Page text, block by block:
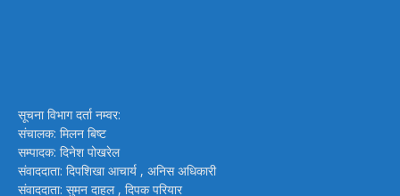
सूचना विभाग दर्ता नम्वर:
संचालक: मिलन बिष्ट
सम्पादक: दिनेश पोखरेल
संवाददाता: दिपशिखा आचार्य , अनिस अधिकारी
संवाददाता: सुमन दाहल , दिपक परियार